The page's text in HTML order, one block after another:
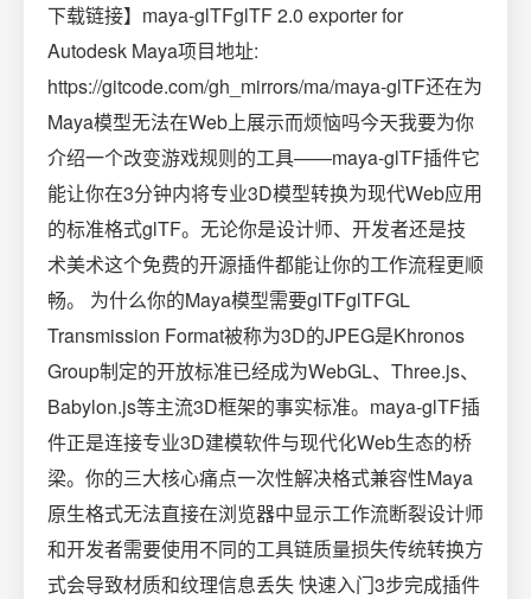
下载链接】maya-glTFglTF 2.0 exporter for
Autodesk Maya项目地址:
https://gitcode.com/gh_mirrors/ma/maya-glTF还在为
Maya模型无法在Web上展示而烦恼吗今天我要为你
介绍一个改变游戏规则的工具——maya-glTF插件它
能让你在3分钟内将专业3D模型转换为现代Web应用
的标准格式glTF。无论你是设计师、开发者还是技
术美术这个免费的开源插件都能让你的工作流程更顺
畅。 为什么你的Maya模型需要glTFglTFGL
Transmission Format被称为3D的JPEG是Khronos
Group制定的开放标准已经成为WebGL、Three.js、
Babylon.js等主流3D框架的事实标准。maya-glTF插
件正是连接专业3D建模软件与现代化Web生态的桥
梁。你的三大核心痛点一次性解决格式兼容性Maya
原生格式无法直接在浏览器中显示工作流断裂设计师
和开发者需要使用不同的工具链质量损失传统转换方
式会导致材质和纹理信息丢失 快速入门3步完成插件